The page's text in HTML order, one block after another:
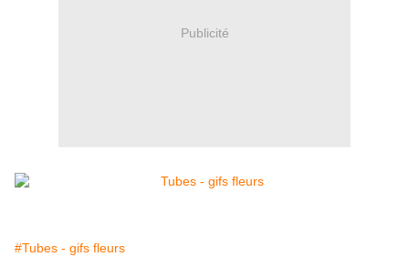
Publicité
#Tubes - gifs fleurs